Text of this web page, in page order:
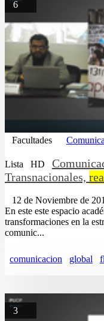
6
Facultades
Lista HD
Transnacionales,
12 de Noviembre de
En este este espacio
transformaciones en la
comunic...
comunicacion global
3